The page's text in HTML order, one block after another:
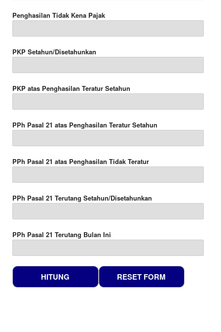
Penghasilan Tidak Kena Pajak
PKP Setahun/Disetahunkan
PKP atas Penghasilan Teratur Setahun
PPh Pasal 21 atas Penghasilan Teratur Setahun
PPh Pasal 21 atas Penghasilan Tidak Teratur
PPh Pasal 21 Terutang Setahun/Disetahunkan
PPh Pasal 21 Terutang Bulan Ini